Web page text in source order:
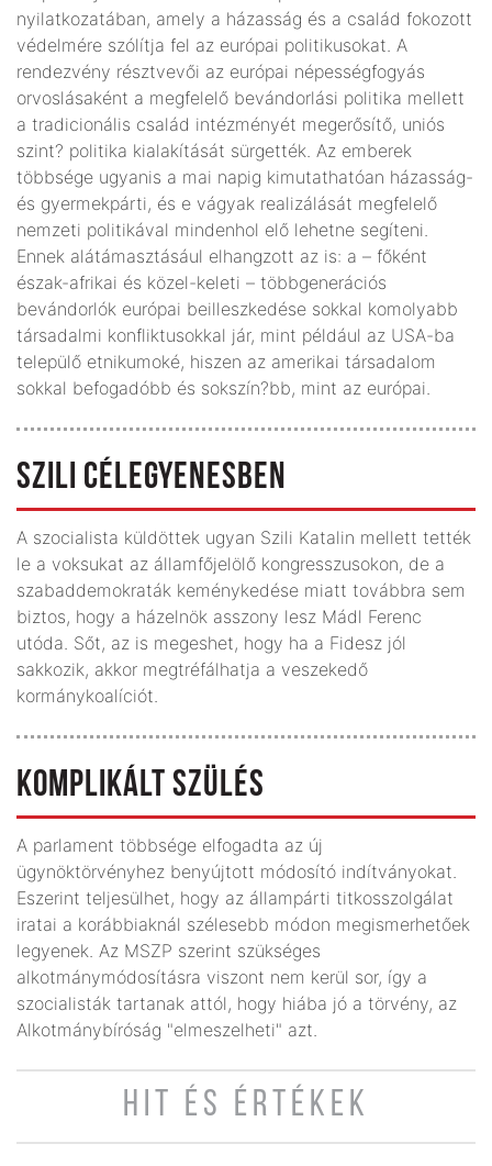
nyilatkozatában, amely a házasság és a család fokozott
védelmére szólítja fel az európai politikusokat. A
rendezvény résztvevői az európai népességfogyás
orvoslásaként a megfelelő bevándorlási politika mellett
a tradicionális család intézményét megerősítő, uniós
szint? politika kialakítását sürgették. Az emberek
többsége ugyanis a mai napig kimutathatóan házasság-
és gyermekpárti, és e vágyak realizálását megfelelő
nemzeti politikával mindenhol elő lehetne segíteni.
Ennek alátámasztásául elhangzott az is: a – főként
észak-afrikai és közel-keleti – többgenerációs
bevándorlók európai beilleszkedése sokkal komolyabb
társadalmi konfliktusokkal jár, mint például az USA-ba
települő etnikumoké, hiszen az amerikai társadalom
sokkal befogadóbb és sokszín?bb, mint az európai.
SZILI CÉLEGYENESBEN
A szocialista küldöttek ugyan Szili Katalin mellett tették
le a voksukat az államfőjelölő kongresszusokon, de a
szabaddemokraták keménykedése miatt továbbra sem
biztos, hogy a házelnök asszony lesz Mádl Ferenc
utóda. Sőt, az is megeshet, hogy ha a Fidesz jól
sakkozik, akkor megtréfálhatja a veszekedő
kormánykoalíciót.
KOMPLIKÁLT SZÜLÉS
A parlament többsége elfogadta az új
ügynöktörvényhez benyújtott módosító indítványokat.
Eszerint teljesülhet, hogy az állampárti titkosszolgálat
iratai a korábbiaknál szélesebb módon megismerhetőek
legyenek. Az MSZP szerint szükséges
alkotmánymódosításra viszont nem kerül sor, így a
szocialisták tartanak attól, hogy hiába jó a törvény, az
Alkotmánybíróság "elmeszelheti" azt.
HIT ÉS ÉRTÉKEK